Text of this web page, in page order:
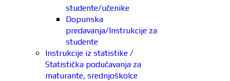
studente/učenike
Dopunska
predavanja/Instrukcije za
studente
Instrukcije iz statistike /
Statistička podučavanja za
maturante, srednjoškolce